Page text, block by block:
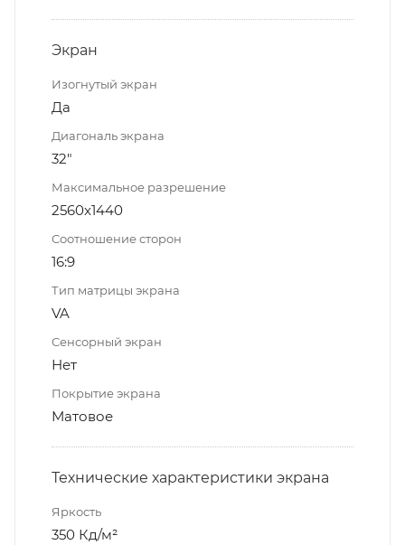
Экран
Изогнутый экран
Да
Диагональ экрана
32"
Максимальное разрешение
2560x1440
Соотношение сторон
16:9
Тип матрицы экрана
VA
Сенсорный экран
Нет
Покрытие экрана
Матовое
Технические характеристики экрана
Яркость
350 Кд/м²